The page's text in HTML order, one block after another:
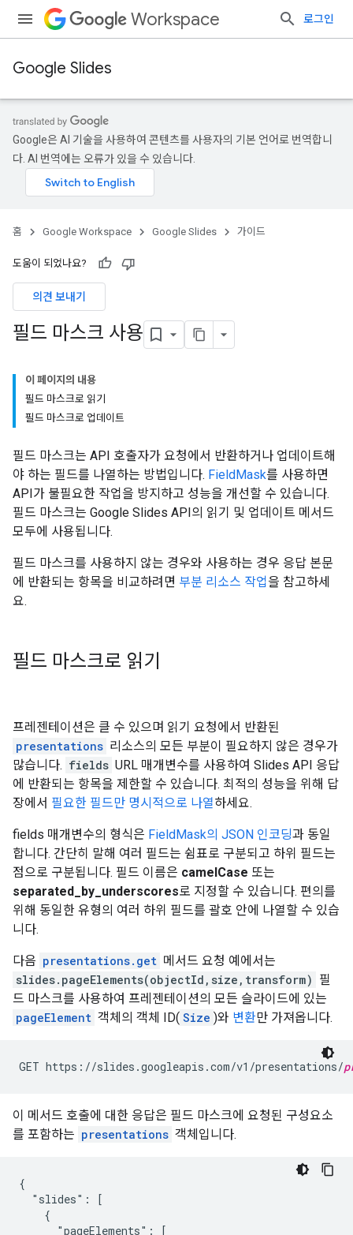
Workspace 로그인
Google Slides
Google은 AI 기술을 사용하여 콘텐츠를 사용자의 기본 언어로 번역합니
다. AI 번역에는 오류가 있을 수 있습니다.
홈 Google Workspace Google Slides 가이드
도움이 되었나요?
의견 보내기
필드 마스크 사용
이 페이지의 내용
필드 마스크로 읽기
필드 마스크로 업데이트
필드 마스크는 API 호출자가 요청에서 반환하거나 업데이트해
야 하는 필드를 나열하는 방법입니다. FieldMask를 사용하면
API가 불필요한 작업을 방지하고 성능을 개선할 수 있습니다.
필드 마스크는 Google Slides API의 읽기 및 업데이트 메서드
모두에 사용됩니다.
필드 마스크를 사용하지 않는 경우와 사용하는 경우 응답 본문
에 반환되는 항목을 비교하려면 부분 리소스 작업을 참고하세
요.
필드 마스크로 읽기
프레젠테이션은 클 수 있으며 읽기 요청에서 반환된
presentations 리소스의 모든 부분이 필요하지 않은 경우가
많습니다. fields URL 매개변수를 사용하여 Slides API 응답
에 반환되는 항목을 제한할 수 있습니다. 최적의 성능을 위해 답
장에서 필요한 필드만 명시적으로 나열하세요.
fields 매개변수의 형식은 FieldMask의 JSON 인코딩과 동일
합니다. 간단히 말해 여러 필드는 쉼표로 구분되고 하위 필드는
점으로 구분됩니다. 필드 이름은 camelCase 또는
separated_by_underscores로 지정할 수 있습니다. 편의를
위해 동일한 유형의 여러 하위 필드를 괄호 안에 나열할 수 있습
니다.
다음 presentations.get 메서드 요청 예에서는
slides.pageElements(objectId,size,transform) 필
드 마스크를 사용하여 프레젠테이션의 모든 슬라이드에 있는
pageElement 객체의 객체 ID( Size )와 변환만 가져옵니다.
GET https://slides.googleapis.com/v1/presentations/
이 메서드 호출에 대한 응답은 필드 마스크에 요청된 구성요소
를 포함하는 presentations 객체입니다.
{
  "slides": [
    {
      "pageElements": [